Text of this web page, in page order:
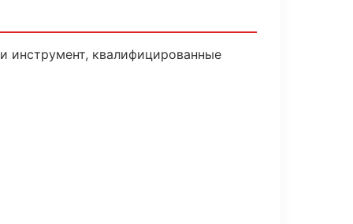
инструмент, квалифицированные